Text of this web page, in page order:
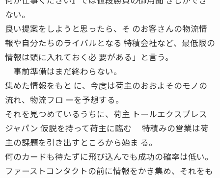
ない。
良い提案をしようと思ったら、そ のお客さんの物流情
報や自分たちのライバルとなる 特積会社など、最低限の
情報は頭に入れておく必 要がある」と言う。
事前準備はまだ終わらない。
集めた情報をもと に、今度は荷主のおおよそのモノの
流れ、物流フロ ーを予想する。
それを見つめているうちに、荷主 トールエクスプレス
ジャパン 仮説を持って荷主に臨む 特積みの営業は荷
主の課題を引き出すところから始ま る。
何のカードも待たずに飛び込んでも成功の確率は低い。
ファーストコンタクトの前に情報をかき集め、それをも